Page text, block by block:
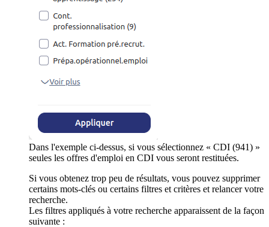
Dans l'exemple ci-dessus, si vous sélectionnez « CDI (941) »
seules les offres d'emploi en CDI vous seront restituées.
Si vous obtenez trop peu de résultats, vous pouvez supprimer
certains mots-clés ou certains filtres et critères et relancer votre
recherche.
Les filtres appliqués à votre recherche apparaissent de la façon
suivante :